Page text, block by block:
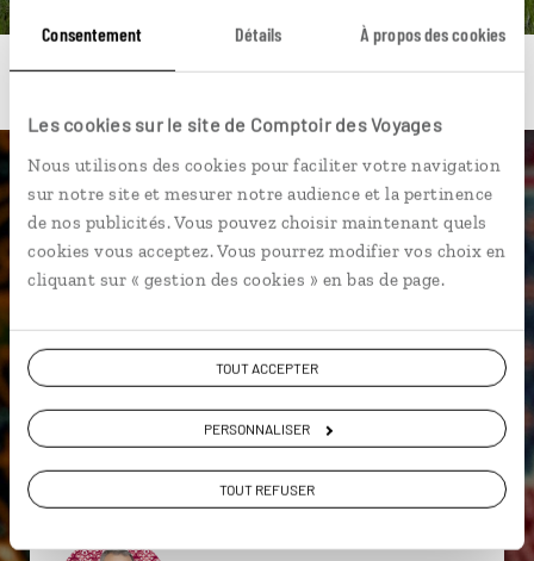
Consentement Détails À propos des cookies
Les cookies sur le site de Comptoir des Voyages
Nous utilisons des cookies pour faciliter votre navigation
sur notre site et mesurer notre audience et la pertinence
de nos publicités. Vous pouvez choisir maintenant quels
cookies vous acceptez. Vous pourrez modifier vos choix en
cliquant sur « gestion des cookies » en bas de page.
TOUT ACCEPTER
PERSONNALISER
TOUT REFUSER
Une envie de voyage
particulière ?
Îles de la Sonde Denpasar Mengwi Ubud
Dragon de Komodo Florès Ubud